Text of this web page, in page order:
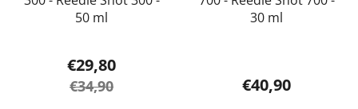
50 ml
€29,80
€34,90
30 ml
€40,90